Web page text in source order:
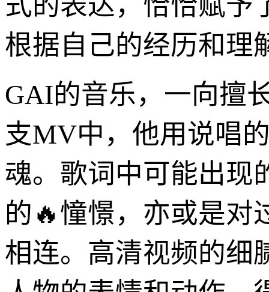
根据自己的经历和理
GAI的音乐，一向擅
支MV中，他用说唱
魂。歌词中可能出现
的🔥憧憬，亦或是对
相连。高清视频的细